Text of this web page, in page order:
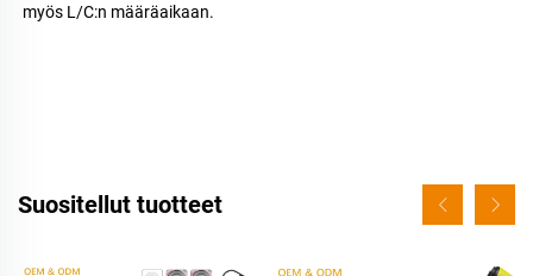
myös L/C:n määräaikaan.
Suositellut tuotteet